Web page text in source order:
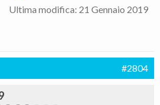
Ultima modifica: 21 Gennaio 2019
#2804